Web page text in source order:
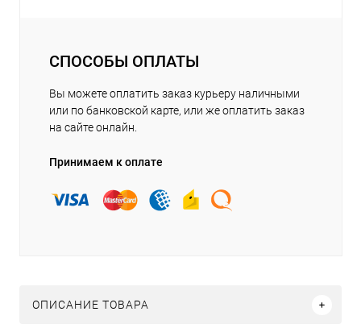
СПОСОБЫ ОПЛАТЫ
Вы можете оплатить заказ курьеру наличными
или по банковской карте, или же оплатить заказ
на сайте онлайн.
Принимаем к оплате
ОПИСАНИЕ ТОВАРА